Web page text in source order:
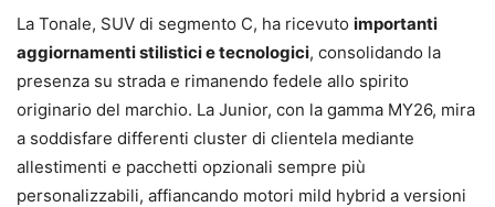
La Tonale, SUV di segmento C, ha ricevuto importanti
aggiornamenti stilistici e tecnologici, consolidando la
presenza su strada e rimanendo fedele allo spirito
originario del marchio. La Junior, con la gamma MY26, mira
a soddisfare differenti cluster di clientela mediante
allestimenti e pacchetti opzionali sempre più
personalizzabili, affiancando motori mild hybrid a versioni